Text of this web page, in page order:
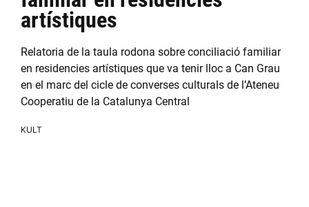
artístiques
Relatoria de la taula rodona sobre conciliació familiar
en residencies artístiques que va tenir lloc a Can Grau
en el marc del cicle de converses culturals de l’Ateneu
Cooperatiu de la Catalunya Central
KULT